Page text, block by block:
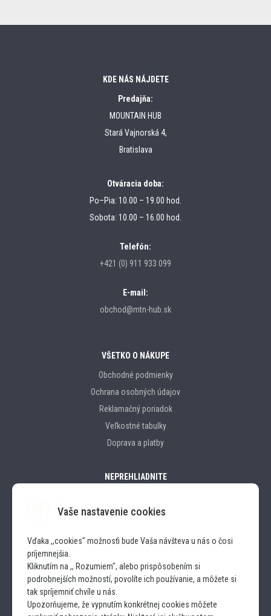
Vaše nastavenie cookies
Vďaka ,,cookies" možnosťi bude Vaša návšteva u nás o čosi
príjemnejšia.
Kliknutím na ,, Rozumiem", alebo prispôsobením si
podrobnejších možností, povolíte ich používanie, a môžete si
tak spríjemniť chvíle u nás.
Upozorňujeme, že vypnutím konkrétnej cookies môžete
KDE NÁS NÁJDETE
Predajňa:
MOUNTAIN HUB
Stará Vajnorská 4,
Bratislava
Otváracia doba:
Po–Pia: 10.00 – 19.00 hod.
Sobota: 10.00 – 16.00 hod.
Telefón:
+421 (0) 911 933 099
E-mail:
obchod@mtn-hub.sk
VŠETKO O NÁKUPE
Obchodné podmienky
Ochrana osobných údajov
Reklamačný poriadok
Veľkostné tabulky
Doprava a platby
NEPREHLIADNITE
INSTAGRAM